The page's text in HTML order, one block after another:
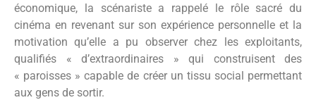
économique, la scénariste a rappelé le rôle sacré du
cinéma en revenant sur son expérience personnelle et la
motivation qu’elle a pu observer chez les exploitants,
qualifiés « d’extraordinaires » qui construisent des
« paroisses » capable de créer un tissu social permettant
aux gens de sortir.